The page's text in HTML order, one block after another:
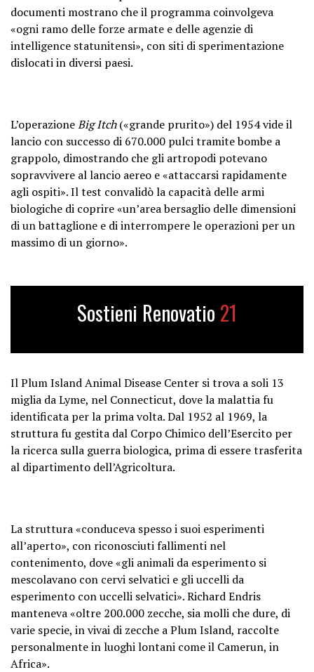
documenti mostrano che il programma coinvolgeva
«ogni ramo delle forze armate e delle agenzie di
intelligence statunitensi», con siti di sperimentazione
dislocati in diversi paesi.
L’operazioneBig Itch(«grande prurito») del 1954 vide il
lancio con successo di 670.000 pulci tramite bombe a
grappolo, dimostrando che gli artropodi potevano
sopravvivere al lancio aereo e «attaccarsi rapidamente
agli ospiti». Il test convalidò la capacità delle armi
biologiche di coprire «un’area bersaglio delle dimensioni
di un battaglione e di interrompere le operazioni per un
massimo di un giorno».
Sostieni Renovatio 21
Il Plum Island Animal Disease Center si trova a soli 13
miglia da Lyme, nel Connecticut, dove la malattia fu
identificata per la prima volta. Dal 1952 al 1969, la
struttura fu gestita dal Corpo Chimico dell’Esercito per
la ricerca sulla guerra biologica, prima di essere trasferita
al dipartimento dell’Agricoltura.
La struttura «conduceva spesso i suoi esperimenti
all’aperto», con riconosciuti fallimenti nel
contenimento, dove «gli animali da esperimento si
mescolavano con cervi selvatici e gli uccelli da
esperimento con uccelli selvatici». Richard Endris
manteneva «oltre 200.000 zecche, sia molli che dure, di
varie specie, in vivai di zecche a Plum Island, raccolte
personalmente in luoghi lontani come il Camerun, in
Africa».